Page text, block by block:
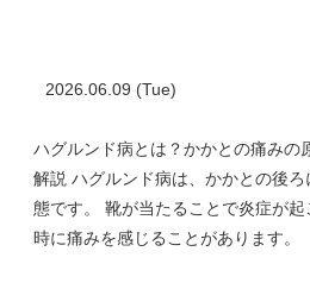
2026.06.09 (Tue)
ハグルンド病とは？かかとの痛みの
解説 ハグルンド病は、かかとの後
態です。 靴が当たることで炎症が
時に痛みを感じることがあります。